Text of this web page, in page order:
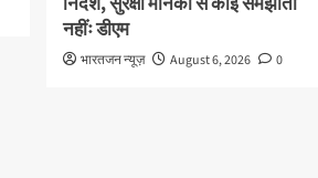
नहींः डीएम
भारतजन न्यूज़ August 6, 2026 0